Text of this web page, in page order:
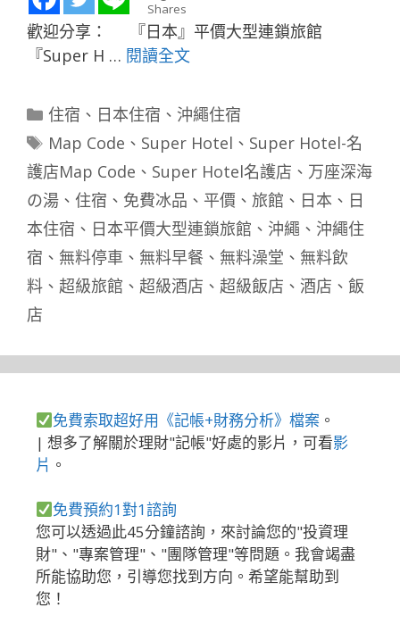
Shares
歡迎分享： 『日本』平價大型連鎖旅館
『Super H … 閱讀全文
分
類
住宿 、 日本住宿 、 沖繩住宿
標
籤
Map Code 、 Super Hotel 、 Super Hotel-名
護店Map Code 、 Super Hotel名護店 、 万座深海
の湯 、 住宿 、 免費冰品 、 平價 、 旅館 、 日本 、 日
本住宿 、 日本平價大型連鎖旅館 、 沖繩 、 沖繩住
宿 、 無料停車 、 無料早餐 、 無料澡堂 、 無料飲
料 、 超級旅館 、 超級酒店 、 超級飯店 、 酒店 、 飯
店
免費索取超好用《記帳+財務分析》檔案 。
| 想多了解關於理財"記帳"好處的影片，可看影
片 。
免費預約1對1諮詢
您可以透過此45分鐘諮詢，來討論您的"投資理
財"、"專案管理"、"團隊管理"等問題。我會竭盡
所能協助您，引導您找到方向。希望能幫助到
您！